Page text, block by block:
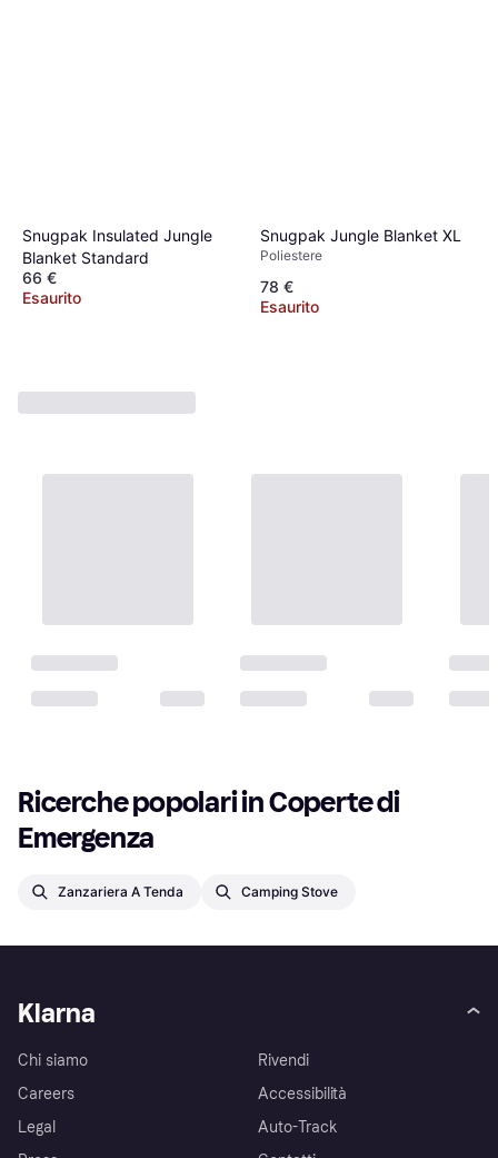
Snugpak Insulated Jungle
Blanket Standard
66 €
Esaurito
Snugpak Jungle Blanket XL
Poliestere
78 €
Esaurito
Ricerche popolari in Coperte di
Emergenza
Zanzariera A Tenda Camping Stove
Klarna
Chi siamo
Careers
Legal
Rivendi
Accessibilità
Auto-Track